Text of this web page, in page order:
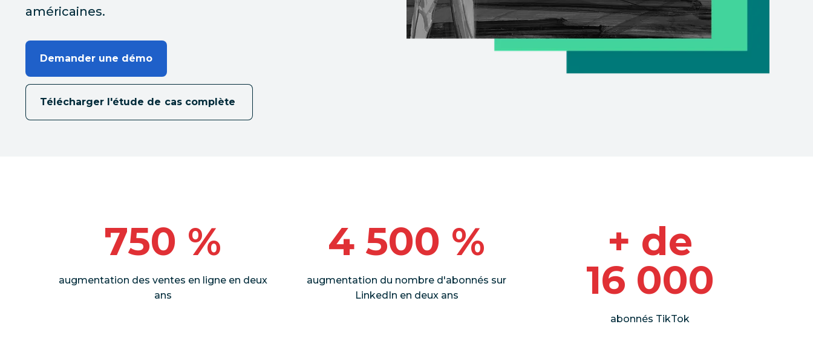
américaines.
Demander une démo
Télécharger l'étude de cas complète
750 %
augmentation des ventes en ligne en deux
ans
4 500 %
augmentation du nombre d'abonnés sur
LinkedIn en deux ans
+ de
16 000
abonnés TikTok